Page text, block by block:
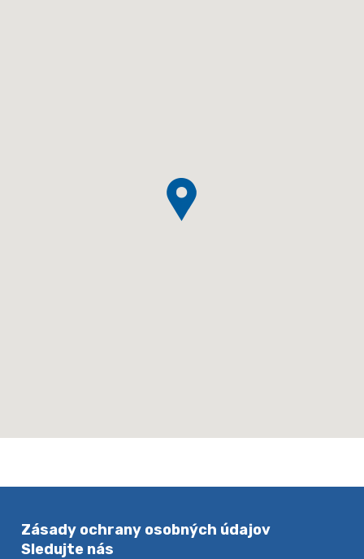
Zásady ochrany osobných údajov
Sledujte nás